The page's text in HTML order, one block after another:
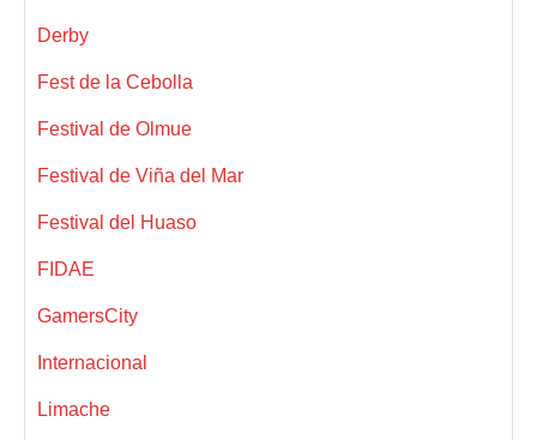
Derby
Fest de la Cebolla
Festival de Olmue
Festival de Viña del Mar
Festival del Huaso
FIDAE
GamersCity
Internacional
Limache